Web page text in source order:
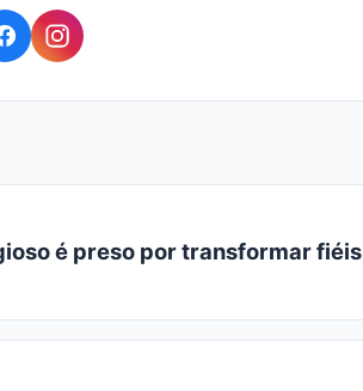
é preso por transformar fiéis